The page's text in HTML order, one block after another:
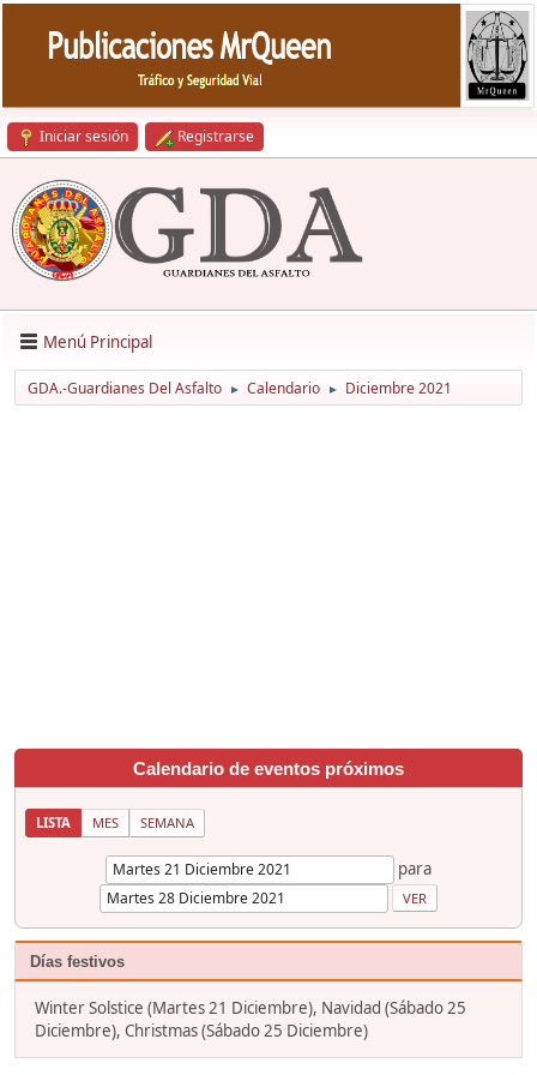
Iniciar sesión Registrarse
Menú Principal
GDA.-Guardianes Del Asfalto ► Calendario ► Diciembre 2021
Calendario de eventos próximos
LISTA MES SEMANA
para
Días festivos
Winter Solstice (Martes 21 Diciembre), Navidad (Sábado 25
Diciembre), Christmas (Sábado 25 Diciembre)